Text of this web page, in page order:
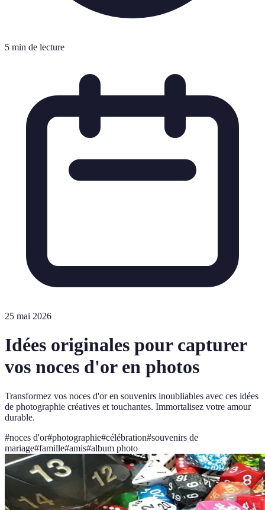
5 min de lecture
25 mai 2026
Idées originales pour capturer
vos noces d'or en photos
Transformez vos noces d'or en souvenirs inoubliables avec ces idées
de photographie créatives et touchantes. Immortalisez votre amour
durable.
#noces d'or#photographie#célébration#souvenirs de
mariage#famille#amis#album photo